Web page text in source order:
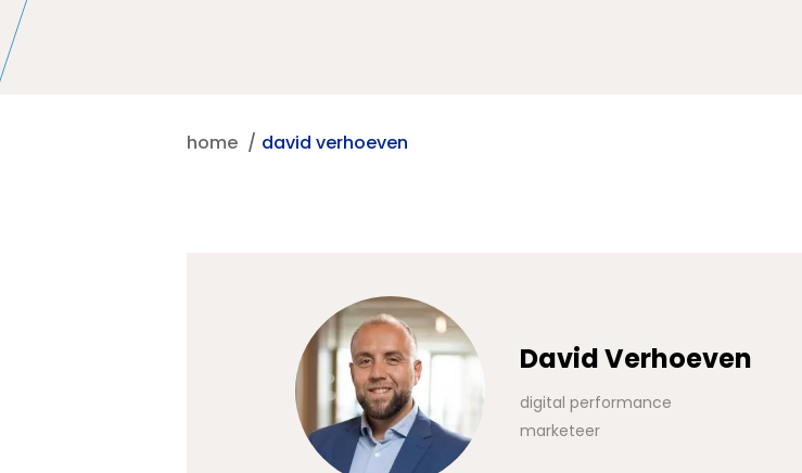
home david verhoeven
David Verhoeven
digital performance
marketeer